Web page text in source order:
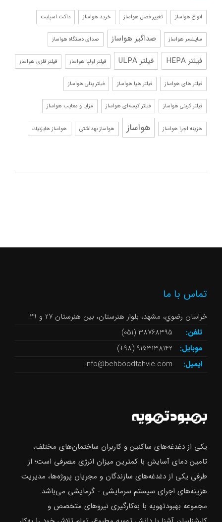
انواع هواساز تغییر فصل هواساز خرید هواساز داکت اسپلیت
سایلنسر هواساز صداگیر هواساز صدای دستگاه هواساز
فیلتر HEPA فیلتر ULPA فیلتر اولپا هواساز فیلتر فلزی هواساز
فیلتر های هواساز فیلتر هپا هواساز فیلتر پنلی هواساز
فیلتر کربنی هواساز فیلتر کیسه‌ای هواساز مزایا و معایب هواساز
هزینه اجرا هواساز هواساز هواساز بهداشتی هواساز هايژنيك
تماس با ما
خراسان رضوي، مشهد، بلوار هنرستان، بین هنرستان 27 و 29
تلفن:
38768395 (051)
موبایل:
9153138142 (98+)
ایمیل:
info@behboodtahvie.com
یکی از دغدغه‌های ساکنین و کاربران ساختمان‌های مختلف،
تامین دمای آسایش با کمترین میزان انرژی مصرفی است؛ از
طرفی یکی از دغدغه‌های سازندگان و مجریان پروژه‌ها، مدیریت
هزینه‌های اجرای سیستم سرمایشی - گرمایشی می‌باشد.
مجموعه بهبودتهویه با به‌کارگیری نیروهای متخصص و